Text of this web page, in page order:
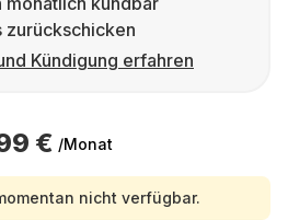
zurückschicken
Kündigung erfahren
€ /Monat
nicht verfügbar.